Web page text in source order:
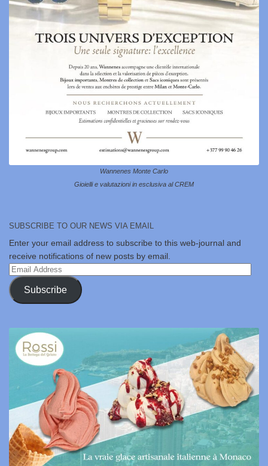
Wannenes Monte Carlo
Gioielli e valutazioni in esclusiva al CREM
SUBSCRIBE TO OUR NEWS VIA EMAIL
Enter your email address to subscribe to this web-journal and
receive notifications of new posts by email.
Email
Address
Subscribe